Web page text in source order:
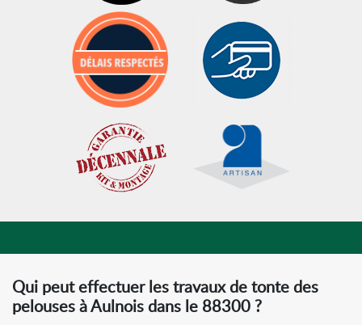
Qui peut effectuer les travaux de tonte des
pelouses à Aulnois dans le 88300 ?